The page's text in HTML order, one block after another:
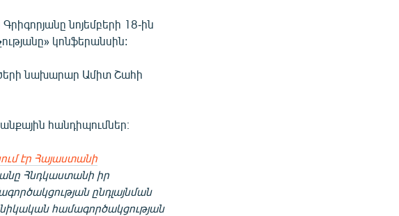
նոյեմբերի 18-ին
կոնֆերանսին:
նախարար Ամիտ Շահի
հանդիպումներ։
էր Հայաստանի
Հնդկաստանի իր
ընդլայնման
համագործակցության